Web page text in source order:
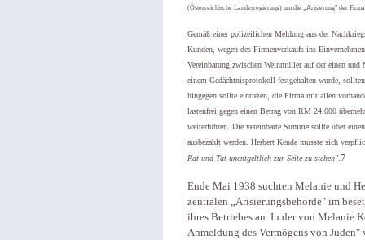
(Österreichische Landesregierung) um die „Arisierung" der
Gemäß einer polizeilichen Meldung aus der
Kunden, wegen des Firmenverkaufs ins
Vereinbarung zwischen Weinmüller auf der einen
einem Gedächtnisprotokoll festgehalten wurde,
hingegen sollte eintreten, die Firma mit allen
lastenfrei gegen einen Betrag von RM 24.000
weiterführen. Die vereinbarte Summe sollte über
ausbezahlt werden. Herbert Kende musste sich
Rat und Tat unentgeltlich zur Seite zu stehen" 7
Ende Mai 1938 suchten Melanie und
zentralen „Arisierungsbehörde" im
ihres Betriebes an. In der von Melanie
Anmeldung des Vermögens von